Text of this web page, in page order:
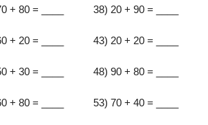
+ 80 = ____ 38) 20 + 90 = ____
+ 20 = ____ 43) 20 + 20 = ____
+ 30 = ____ 48) 90 + 80 = ____
+ 80 = ____ 53) 70 + 40 = ____